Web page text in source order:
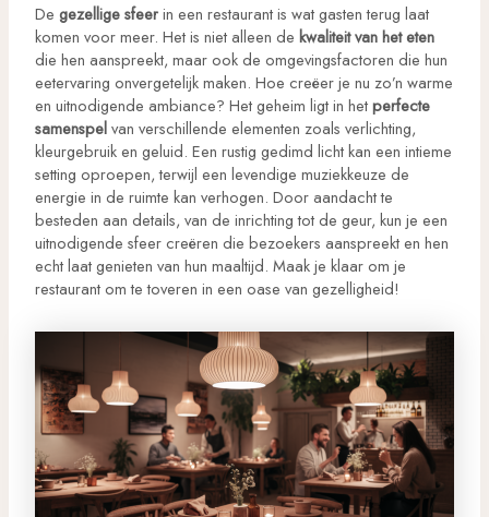
De gezellige sfeerin een restaurant is wat gasten terug laat
komen voor meer. Het is niet alleen de kwaliteit van het eten
die hen aanspreekt, maar ook de omgevingsfactoren die hun
eetervaring onvergetelijk maken. Hoe creëer je nu zo’n warme
en uitnodigende ambiance? Het geheim ligt in hetperfecte
samenspelvan verschillende elementen zoals verlichting,
kleurgebruik en geluid. Een rustig gedimd licht kan een intieme
setting oproepen, terwijl een levendige muziekkeuze de
energie in de ruimte kan verhogen. Door aandacht te
besteden aan details, van de inrichting tot de geur, kun je een
uitnodigende sfeer creëren die bezoekers aanspreekt en hen
echt laat genieten van hun maaltijd. Maak je klaar om je
restaurant om te toveren in een oase van gezelligheid!